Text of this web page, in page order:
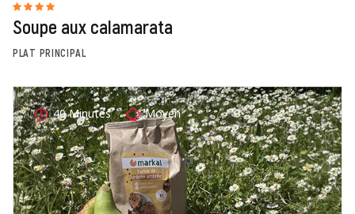
Soupe aux calamarata
PLAT PRINCIPAL
40 Minutes Moyen